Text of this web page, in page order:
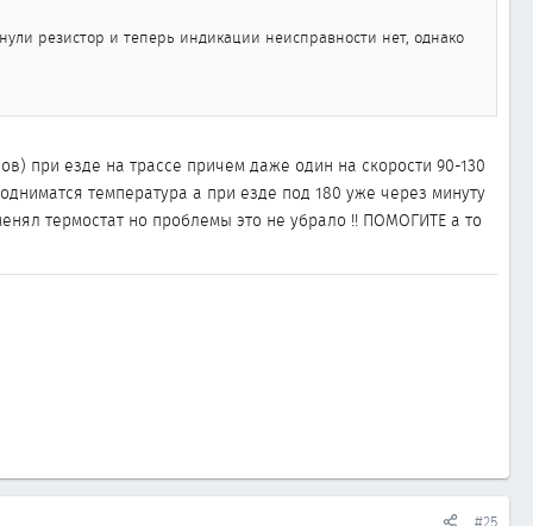
резистор и теперь индикации неисправности нет, однако
при езде на трассе причем даже один на скорости 90-130
температура а при езде под 180 уже через минуту
термостат но проблемы это не убрало !! ПОМОГИТЕ а то
#25